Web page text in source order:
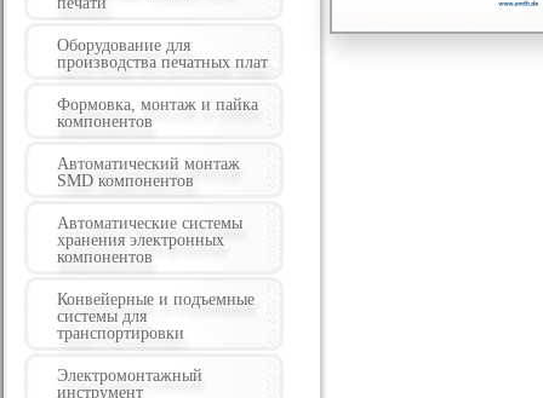
Оборудование для
производства печатных плат
Формовка, монтаж и пайка
компонентов
Автоматический монтаж
SMD компонентов
Автоматические системы
хранения электронных
компонентов
Конвейерные и подъемные
системы для
транспортировки
Электромонтажный
инструмент